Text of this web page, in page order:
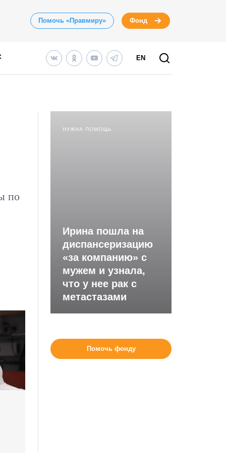
Помочь «Правмиру» Фонд
EN
по
НУЖНА ПОМОЩЬ
Ирина пошла на
диспансеризацию
«за компанию» с
мужем и узнала,
что у нее рак с
метастазами
Помочь фонду